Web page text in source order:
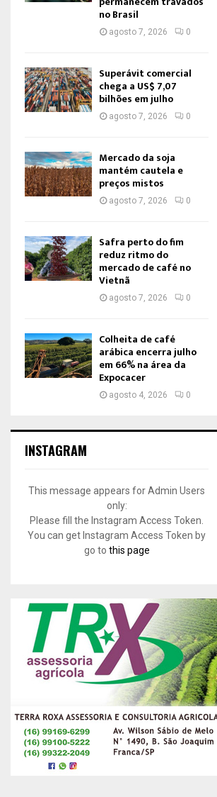
no Brasil
agosto 7, 2026 0
Superávit comercial
chega a US$ 7,07
bilhões em julho
agosto 7, 2026 0
Mercado da soja
mantém cautela e
preços mistos
agosto 7, 2026 0
Safra perto do fim
reduz ritmo do
mercado de café no
Vietnã
agosto 7, 2026 0
Colheita de café
arábica encerra julho
em 66% na área da
Expocacer
agosto 4, 2026 0
INSTAGRAM
This message appears for Admin Users
only:
Please fill the Instagram Access Token.
You can get Instagram Access Token by
go to this page